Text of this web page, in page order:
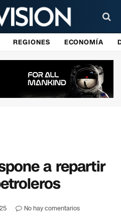
REGIONES ECONOMÍA
a repartir
No hay comentarios